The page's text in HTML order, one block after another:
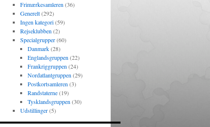
Frimærkesamleren (36)
Generelt(292)
Ingen kategori(59)
Rejseklubben (2)
Specialgrupper(60)
Danmark(28)
Englandsgruppen (22)
Frankriggruppen (24)
Nordatlantgruppen (29)
Postkortsamleren (3)
Randstaterne(19)
Tysklandsgruppen (30)
Udstillinger(5)